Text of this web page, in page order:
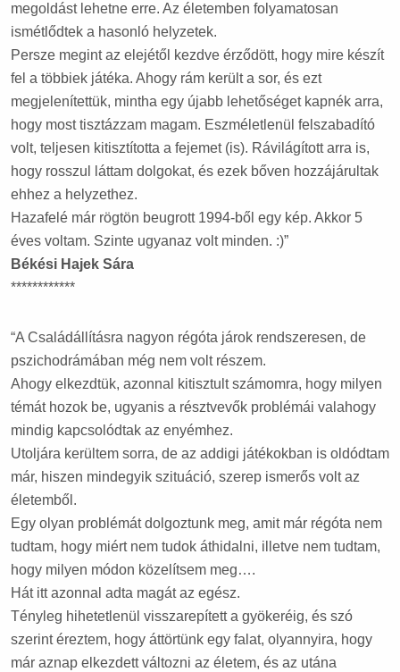
megoldást lehetne erre. Az életemben folyamatosan
ismétlődtek a hasonló helyzetek.
Persze megint az elejétől kezdve érződött, hogy mire készít
fel a többiek játéka. Ahogy rám került a sor, és ezt
megjelenítettük, mintha egy újabb lehetőséget kapnék arra,
hogy most tisztázzam magam. Eszméletlenül felszabadító
volt, teljesen kitisztította a fejemet (is). Rávilágított arra is,
hogy rosszul láttam dolgokat, és ezek bőven hozzájárultak
ehhez a helyzethez.
Hazafelé már rögtön beugrott 1994-ből egy kép. Akkor 5
éves voltam. Szinte ugyanaz volt minden. :)”
Békési Hajek Sára
************
“A Családállításra nagyon régóta járok rendszeresen, de
pszichodrámában még nem volt részem.
Ahogy elkezdtük, azonnal kitisztult számomra, hogy milyen
témát hozok be, ugyanis a résztvevők problémái valahogy
mindig kapcsolódtak az enyémhez.
Utoljára kerültem sorra, de az addigi játékokban is oldódtam
már, hiszen mindegyik szituáció, szerep ismerős volt az
életemből.
Egy olyan problémát dolgoztunk meg, amit már régóta nem
tudtam, hogy miért nem tudok áthidalni, illetve nem tudtam,
hogy milyen módon közelítsem meg….
Hát itt azonnal adta magát az egész.
Tényleg hihetetlenül visszarepített a gyökeréig, és szó
szerint éreztem, hogy áttörtünk egy falat, olyannyira, hogy
már aznap elkezdett változni az életem, és az utána